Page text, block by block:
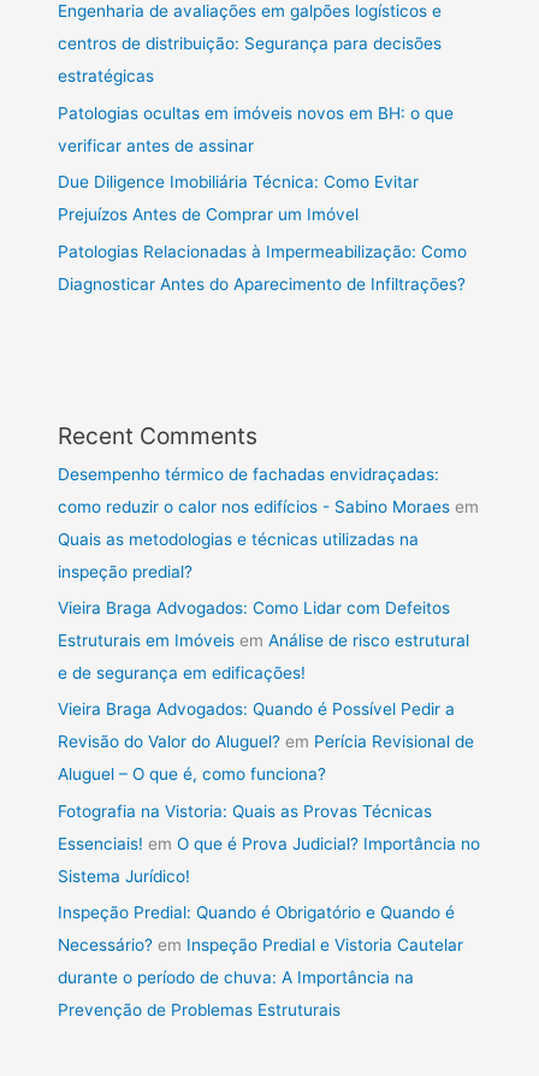
Engenharia de avaliações em galpões logísticos e
centros de distribuição: Segurança para decisões
estratégicas
Patologias ocultas em imóveis novos em BH: o que
verificar antes de assinar
Due Diligence Imobiliária Técnica: Como Evitar
Prejuízos Antes de Comprar um Imóvel
Patologias Relacionadas à Impermeabilização: Como
Diagnosticar Antes do Aparecimento de Infiltrações?
Recent Comments
Desempenho térmico de fachadas envidraçadas:
como reduzir o calor nos edifícios - Sabino Moraes em
Quais as metodologias e técnicas utilizadas na
inspeção predial?
Vieira Braga Advogados: Como Lidar com Defeitos
Estruturais em Imóveis emAnálise de risco estrutural
e de segurança em edificações!
Vieira Braga Advogados: Quando é Possível Pedir a
Revisão do Valor do Aluguel? em Perícia Revisional de
Aluguel – O que é, como funciona?
Fotografia na Vistoria: Quais as Provas Técnicas
Essenciais! emO que é Prova Judicial? Importância no
Sistema Jurídico!
Inspeção Predial: Quando é Obrigatório e Quando é
Necessário? em Inspeção Predial e Vistoria Cautelar
durante o período de chuva: A Importância na
Prevenção de Problemas Estruturais